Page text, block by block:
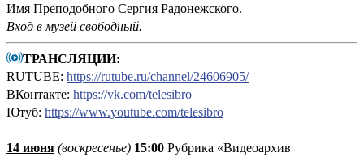
Имя Преподобного Сергия Радонежского.
Вход в музей свободный.
ТРАНСЛЯЦИИ:
RUTUBE: https://rutube.ru/channel/24606905/
ВКонтакте: https://vk.com/telesibro
Ютуб: https://www.youtube.com/telesibro
14 июня (воскресенье) 15:00 Рубрика «Видеоархив